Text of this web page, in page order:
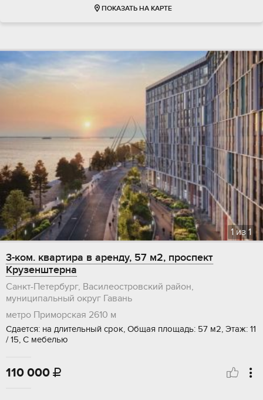
ПОКАЗАТЬ НА КАРТЕ
1 из1
3-ком. квартира в аренду, 57 м2, проспект
Крузенштерна
Санкт-Петербург, Василеостровский район,
муниципальный округ Гавань
метро Приморская 2610 м
Сдается: на длительный срок, Общая площадь: 57 м2, Этаж: 11
/ 15, С мебелью
110 000 